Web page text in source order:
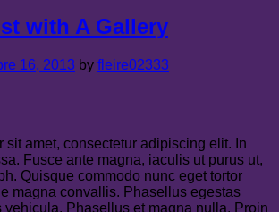
with A Gallery
16, 2013 by fleire02333
sit amet, consectetur adipiscing elit. In
Fusce ante magna, iaculis ut purus ut,
Quisque commodo nunc eget tortor
magna convallis. Phasellus egestas
vehicula. Phasellus et magna nulla. Proin